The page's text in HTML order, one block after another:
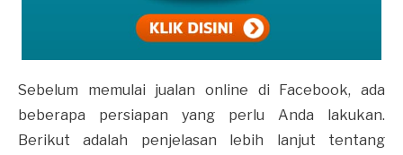
Sebelum memulai jualan online di Facebook, ada
beberapa persiapan yang perlu Anda lakukan.
Berikut adalah penjelasan lebih lanjut tentang